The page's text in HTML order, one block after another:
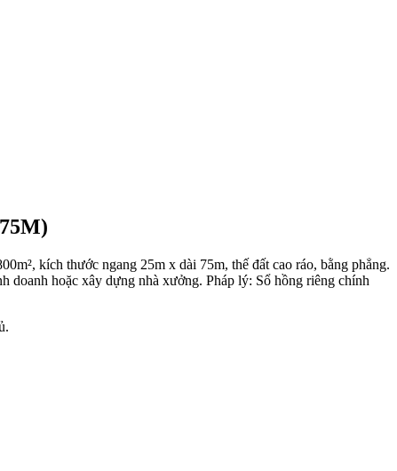
kích thước ngang 25m x dài 75m, thế đất cao ráo, bằng phẳng.
doanh hoặc xây dựng nhà xưởng. Pháp lý: Sổ hồng riêng chính